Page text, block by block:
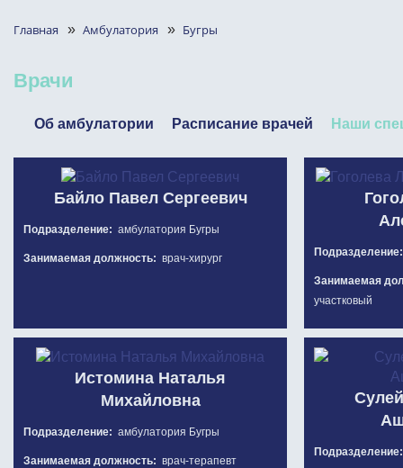
Главная » Амбулатория » Бугры
Врачи
Об амбулатории Расписание врачей Наши
Байло Павел Сергеевич
Подразделение: амбулатория Бугры
Занимаемая должность: врач-хирург
Занимаемая
участковый
Истомина Наталья
Михайловна
Подразделение: амбулатория Бугры
Занимаемая должность: врач-терапевт